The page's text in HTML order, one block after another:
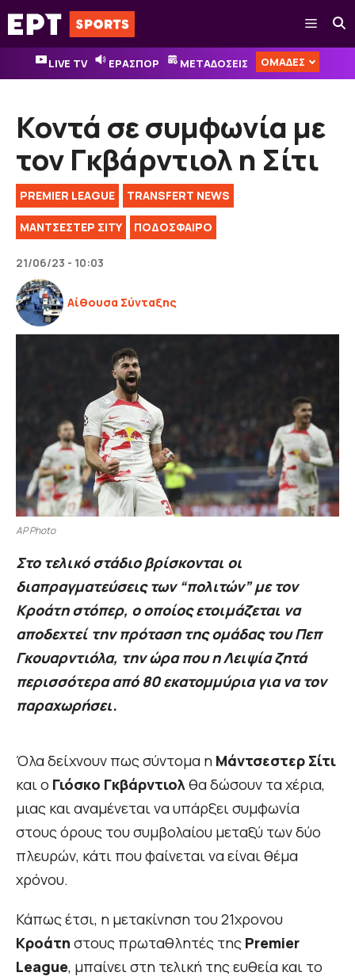
Μετάβαση
σε
περιεχόμενο
Μενού
LIVE TV ΕΡΑΣΠΟΡ ΜΕΤΑΔΟΣΕΙΣ ΟΜΑΔΕΣ
Κοντά σε συμφωνία με
τον Γκβάρντιολ η Σίτι
PREMIER LEAGUE TRANSFERT NEWS
ΜΑΝΤΣΕΣΤΕΡ ΣΙΤΥ ΠΟΔΟΣΦΑΙΡΟ
21/06/23 - 10:03
Αίθουσα Σύνταξης
AP Photo
Στο τελικό στάδιο βρίσκονται οι
διαπραγματεύσεις των “πολιτών” με τον
Κροάτη στόπερ, ο οποίος ετοιμάζεται να
αποδεχτεί την πρόταση της ομάδας του Πεπ
Γκουαρντιόλα, την ώρα που η Λειψία ζητά
περισσότερα από 80 εκατομμύρια για να τον
παραχωρήσει.
Όλα δείχνουν πως σύντομα η Μάντσεστερ Σίτι
και ο Γιόσκο Γκβάρντιολθα δώσουν τα χέρια,
μιας και αναμένεται να υπάρξει συμφωνία
στους όρους του συμβολαίου μεταξύ των δύο
πλευρών, κάτι που φαίνεται να είναι θέμα
χρόνου.
Κάπως έτσι, η μετακίνηση του 21χρονου
Κροάτη στους πρωταθλητές της Premier
League, μπαίνει στη τελική της ευθεία και το